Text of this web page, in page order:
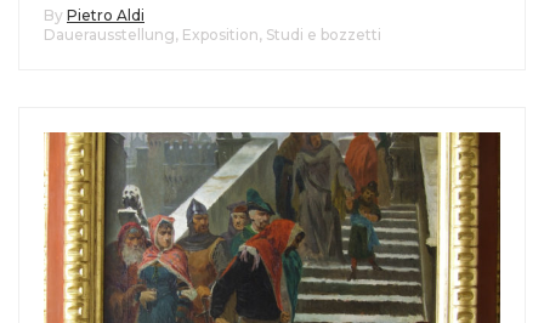
By Pietro Aldi
Dauerausstellung, Exposition, Studi e bozzetti